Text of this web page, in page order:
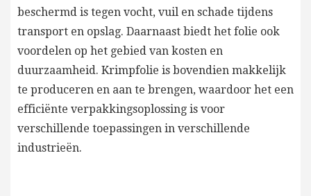
beschermd is tegen vocht, vuil en schade tijdens
transport en opslag. Daarnaast biedt het folie ook
voordelen op het gebied van kosten en
duurzaamheid. Krimpfolie is bovendien makkelijk
te produceren en aan te brengen, waardoor het een
efficiënte verpakkingsoplossing is voor
verschillende toepassingen in verschillende
industrieën.